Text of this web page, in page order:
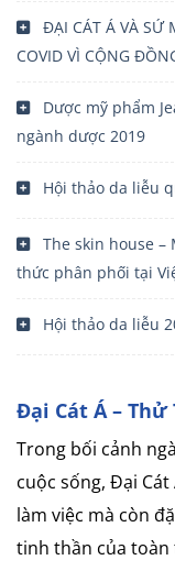
ĐẠI CÁT Á VÀ SỨ
COVID VÌ CỘNG
Dược mỹ phẩm
ngành dược 2019
Hội thảo da liễu
The skin house
thức phân phối tại
Hội thảo da liễu
Đại Cát Á – Thử
Trong bối cảnh
cuộc sống, Đại
làm việc mà còn
tinh thần của toàn